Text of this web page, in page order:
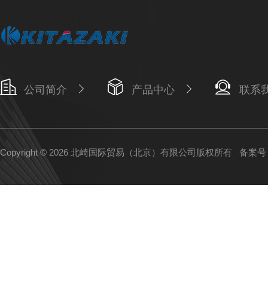
公司简介 产品中心 联系
Copyright © 2026 北崎国际贸易（北京）有限公司版权所有 备案号